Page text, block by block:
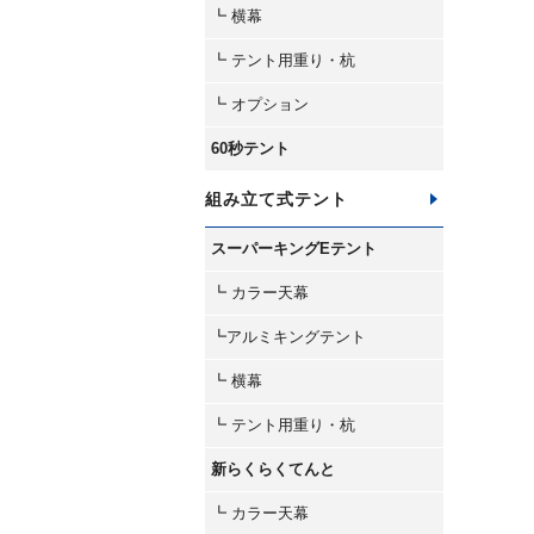
┗ 横幕
┗ テント用重り・杭
┗ オプション
60秒テント
組み立て式テント
スーパーキングEテント
┗ カラー天幕
┗アルミキングテント
┗ 横幕
┗ テント用重り・杭
新らくらくてんと
┗ カラー天幕